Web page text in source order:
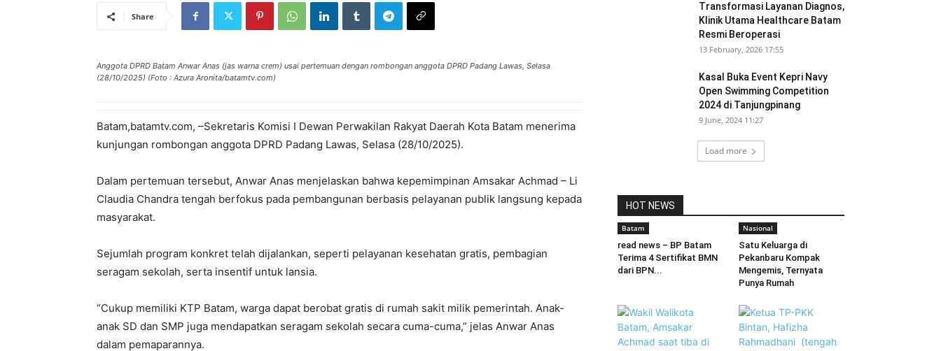
Share
Anggota DPRD Batam Anwar Anas (jas warna crem) usai pertemuan dengan rombongan anggota DPRD Padang Lawas, Selasa
(28/10/2025) (Foto : Azura Aronita/batamtv.com)
Batam,batamtv.com, –Sekretaris Komisi I Dewan Perwakilan Rakyat Daerah Kota Batam menerima
kunjungan rombongan anggota DPRD Padang Lawas, Selasa (28/10/2025).
Dalam pertemuan tersebut, Anwar Anas menjelaskan bahwa kepemimpinan Amsakar Achmad – Li
Claudia Chandra tengah berfokus pada pembangunan berbasis pelayanan publik langsung kepada
masyarakat.
Sejumlah program konkret telah dijalankan, seperti pelayanan kesehatan gratis, pembagian
seragam sekolah, serta insentif untuk lansia.
“Cukup memiliki KTP Batam, warga dapat berobat gratis di rumah sakit milik pemerintah. Anak-
anak SD dan SMP juga mendapatkan seragam sekolah secara cuma-cuma,” jelas Anwar Anas
dalam pemaparannya.
Transformasi Layanan Diagnos,
Klinik Utama Healthcare Batam
Resmi Beroperasi
13 February, 2026 17:55
Kasal Buka Event Kepri Navy
Open Swimming Competition
2024 di Tanjungpinang
9 June, 2024 11:27
Load more
HOT NEWS
Batam
read news – BP Batam
Terima 4 Sertifikat BMN
dari BPN...
Nasional
Satu Keluarga di
Pekanbaru Kompak
Mengemis, Ternyata
Punya Rumah